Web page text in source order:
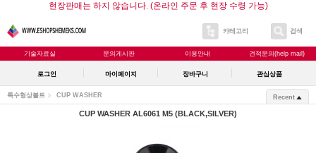
현장판매는 하지 않습니다. (온라인 주문 후 현장 수령 가능)
카테고리 검색
기술자료실 문의게시판 이용안내 견적문의(help mail)
로그인 마이페이지 장바구니 관심상품
특수형상볼트 CUP WASHER Recent
CUP WASHER AL6061 M5 (BLACK,SILVER)